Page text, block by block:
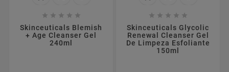
    
Skinceuticals Blemish
+ Age Cleanser Gel
240ml
    
Skinceuticals Glycolic
Renewal Cleanser Gel
De Limpeza Esfoliante
150ml